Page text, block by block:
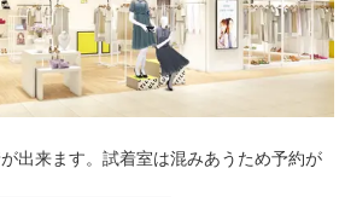
-
26
62 68
出来ます。試着室は混みあうため予約が